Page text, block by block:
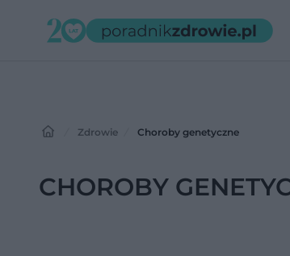
Zdrowie Choroby genetyczne
CHOROBY